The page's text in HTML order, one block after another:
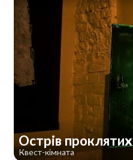
Острів проклятих
Квест-кімната